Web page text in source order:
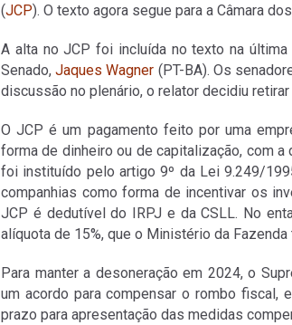
(JCP). O texto agora segue para a Câmara
A alta no JCP foi incluída no texto na
Senado,Jaques Wagner (PT-BA). Os
discussão no plenário, o relator decidiu
O JCP é um pagamento feito por uma
forma de dinheiro ou de capitalização, com
foi instituído pelo artigo 9º da Lei 9.249/
companhias como forma de incentivar os
JCP é dedutível do IRPJ e da CSLL. No
alíquota de 15%, que o Ministério da
Para manter a desoneração em 2024, o
um acordo para compensar o rombo fiscal,
prazo para apresentação das medidas